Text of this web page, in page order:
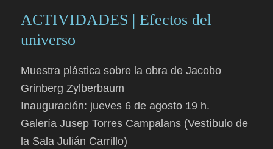
ACTIVIDADES | Efectos del
universo
Muestra plástica sobre la obra de Jacobo
Grinberg Zylberbaum
Inauguración: jueves 6 de agosto 19 h.
Galería Jusep Torres Campalans (Vestíbulo de
la Sala Julián Carrillo)